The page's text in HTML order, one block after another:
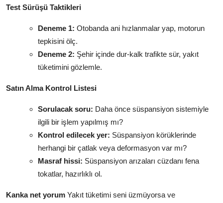
Test Sürüşü Taktikleri
Deneme 1: Otobanda ani hızlanmalar yap, motorun
tepkisini ölç.
Deneme 2: Şehir içinde dur-kalk trafikte sür, yakıt
tüketimini gözlemle.
Satın Alma Kontrol Listesi
Sorulacak soru: Daha önce süspansiyon sistemiyle
ilgili bir işlem yapılmış mı?
Kontrol edilecek yer: Süspansiyon körüklerinde
herhangi bir çatlak veya deformasyon var mı?
Masraf hissi: Süspansiyon arızaları cüzdanı fena
tokatlar, hazırlıklı ol.
Kanka net yorum Yakıt tüketimi seni üzmüyorsa ve